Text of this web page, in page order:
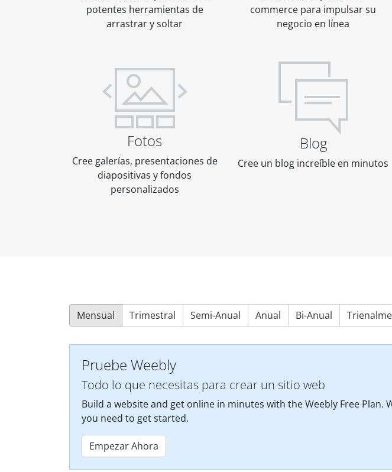
potentes herramientas de
arrastrar y soltar
commerce para impulsar su
negocio en línea
Fotos
Cree galerías, presentaciones de
diapositivas y fondos
personalizados
Blog
Cree un blog increíble en minutos
Mensual Trimestral Semi-Anual Anual Bi-Anual
Pruebe Weebly
Todo lo que necesitas para crear un sitio web
Build a website and get online in minutes with the Weebly Free
you need to get started.
Empezar Ahora